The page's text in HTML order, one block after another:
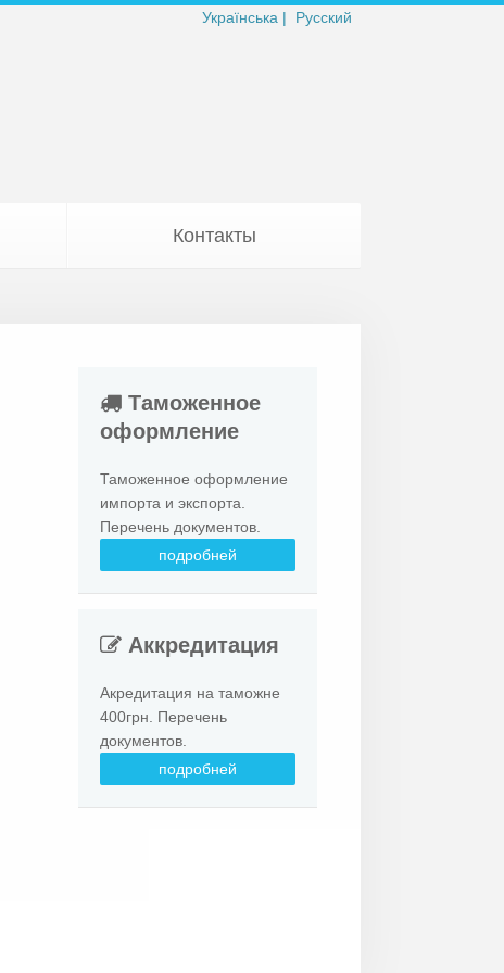
Русский
Українська |
Контакты
Таможенное
оформление
Таможенное оформление
импорта и экспорта.
Перечень документов.
подробней
Аккредитация
Акредитация на таможне
400грн. Перечень
документов.
подробней